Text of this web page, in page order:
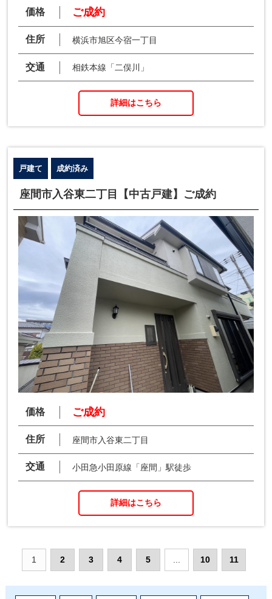
価格 ご成約
住所 横浜市旭区今宿一丁目
交通 相鉄本線「二俣川」
詳細はこちら
戸建て 成約済み
座間市入谷東二丁目【中古戸建】ご成約
価格 ご成約
住所 座間市入谷東二丁目
交通 小田急小田原線「座間」駅徒歩
詳細はこちら
1 2 3 4 5 10 11